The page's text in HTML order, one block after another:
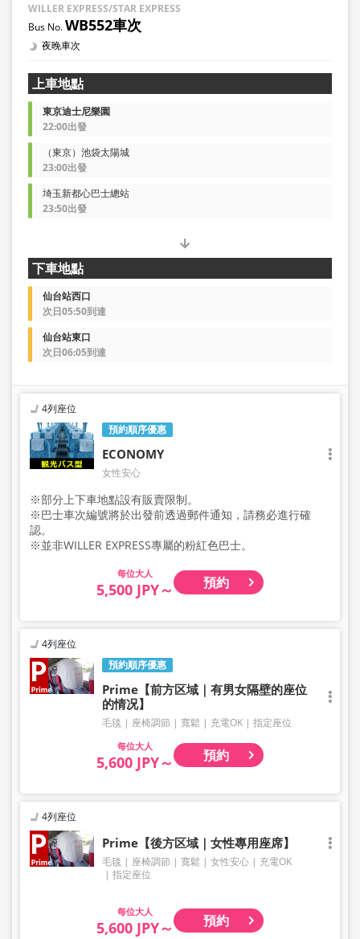
WILLER EXPRESS/STAR EXPRESS
WB552車次
夜晚車次
上車地點
東京迪士尼樂園
22:00出發
（東京）池袋太陽城
23:00出發
埼玉新都心巴士總站
23:50出發
下車地點
仙台站西口
次日05:50到達
仙台站東口
次日06:05到達
預約順序優惠
4列座位
ECONOMY
女性安心
※部分上下車地點設有販賣限制。
※巴士車次編號將於出發前透過郵件通知，請務必進行確
認。
※並非WILLER EXPRESS專屬的粉紅色巴士。
大人
5,500 JPY～ 預約
預約順序優惠
4列座位
Prime【前方区域｜有男女隔壁的座位
的情况】
毛毯 座椅調節 寬鬆 充電OK 指定座位
大人
5,600 JPY～ 預約
4列座位
Prime【後方区域｜女性專用座席】
毛毯 座椅調節 寬鬆 女性安心
充電OK
指定座位
大人
5,600 JPY～ 預約